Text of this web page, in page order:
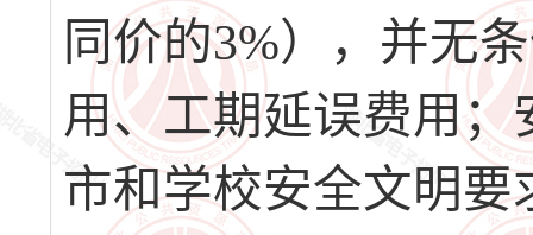
同价的3%），并无
用、工期延误费用
市和学校安全文明